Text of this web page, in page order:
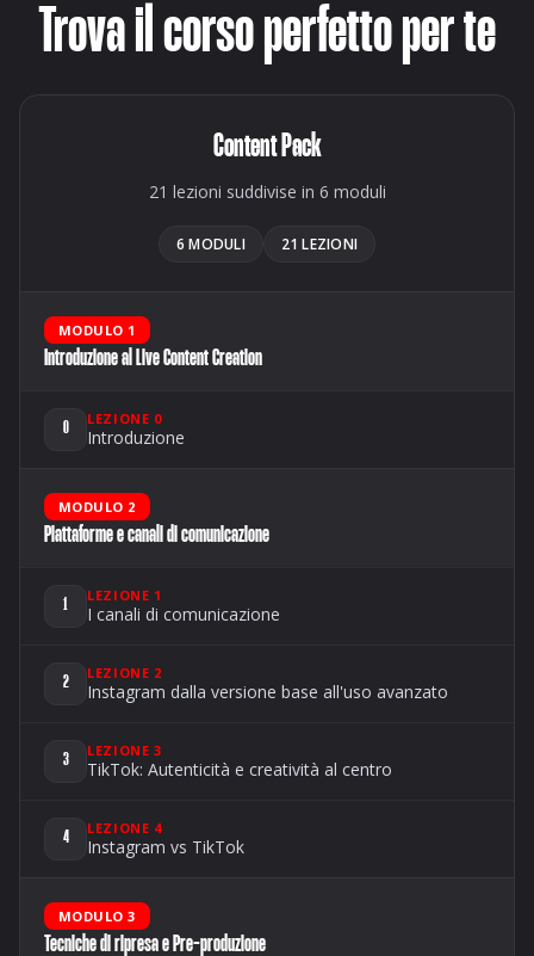
Trova il corso perfetto per te
Content Pack
21 lezioni suddivise in 6 moduli
6 MODULI 21 LEZIONI
MODULO 1
Introduzione al Live Content Creation
0
LEZIONE 0
Introduzione
MODULO 2
Piattaforme e canali di comunicazione
1
LEZIONE 1
I canali di comunicazione
2
LEZIONE 2
Instagram dalla versione base all'uso avanzato
3
LEZIONE 3
TikTok: Autenticità e creatività al centro
4
LEZIONE 4
Instagram vs TikTok
MODULO 3
Tecniche di ripresa e Pre-produzione